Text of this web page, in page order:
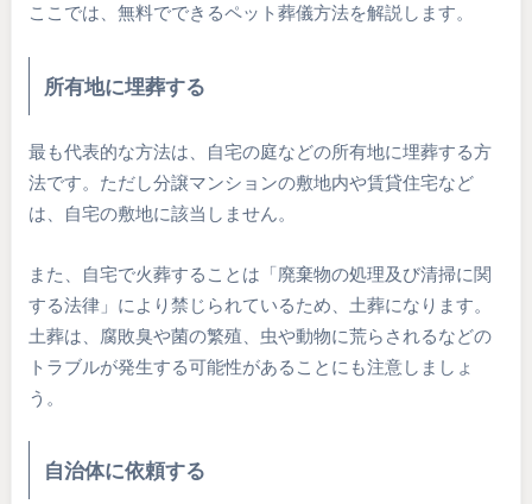
ここでは、無料でできるペット葬儀方法を解説します。
所有地に埋葬する
最も代表的な方法は、自宅の庭などの所有地に埋葬する方
法です。ただし分譲マンションの敷地内や賃貸住宅など
は、自宅の敷地に該当しません。
また、自宅で火葬することは「廃棄物の処理及び清掃に関
する法律」により禁じられているため、土葬になります。
土葬は、腐敗臭や菌の繁殖、虫や動物に荒らされるなどの
トラブルが発生する可能性があることにも注意しましょ
う。
自治体に依頼する